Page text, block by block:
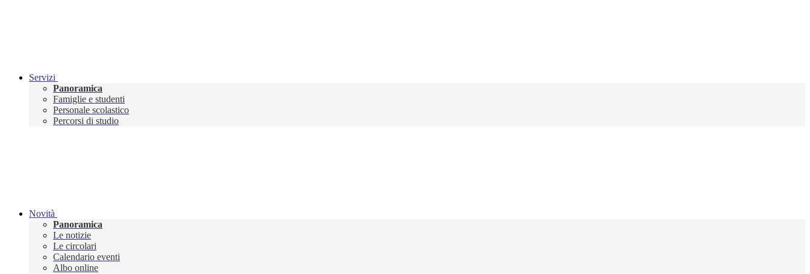
Servizi
Panoramica
Famiglie e studenti
Personale scolastico
Percorsi di studio
Novità
Panoramica
Le notizie
Le circolari
Calendario eventi
Albo online